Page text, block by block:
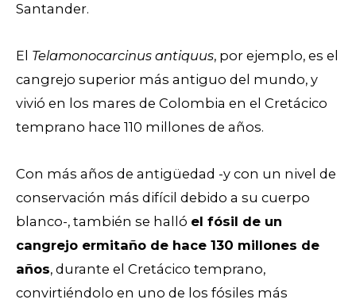
Santander.
El Telamonocarcinus antiquus, por ejemplo, es el
cangrejo superior más antiguo del mundo, y
vivió en los mares de Colombia en el Cretácico
temprano hace 110 millones de años.
Con más años de antigüedad -y con un nivel de
conservación más difícil debido a su cuerpo
blanco-, también se halló el fósil de un
cangrejo ermitaño de hace 130 millones de
años, durante el Cretácico temprano,
convirtiéndolo en uno de los fósiles más